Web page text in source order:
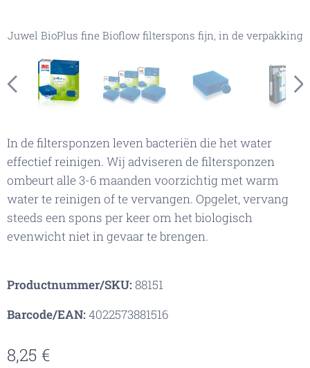
Juwel BioPlus fine Bioflow filterspons fijn, in de verpakking
Juwel BioPlus fine Bioflow filterspons fijn(alleen
Juwel BioPlus fine Bioflow, filterspons fijn
Juwel BioPlus fine filterspons in het Bioflow filter
In de filtersponzen leven bacteriën die het water
effectief reinigen. Wij adviseren de filtersponzen
ombeurt alle 3-6 maanden voorzichtig met warm
water te reinigen of te vervangen. Opgelet, vervang
steeds een spons per keer om het biologisch
evenwicht niet in gevaar te brengen.
Productnummer/SKU:88151
Barcode/EAN:4022573881516
8,25 €